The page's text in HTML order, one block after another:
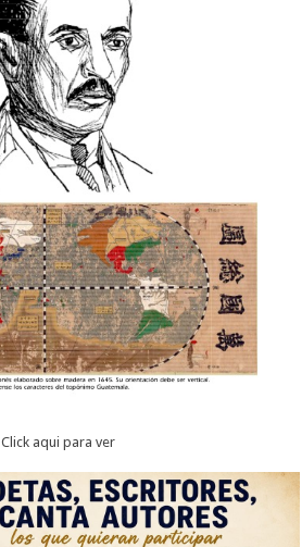
Click aqui para ver